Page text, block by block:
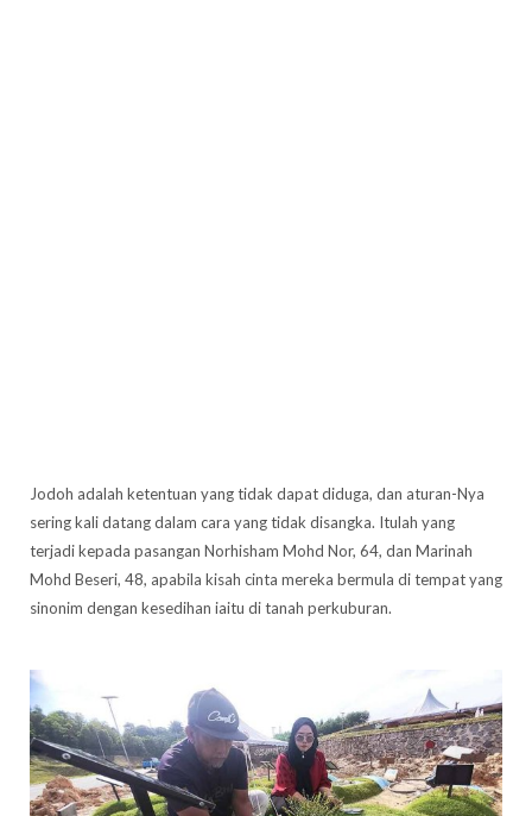
Jodoh adalah ketentuan yang tidak dapat diduga, dan aturan-Nya
sering kali datang dalam cara yang tidak disangka. Itulah yang
terjadi kepada pasangan Norhisham Mohd Nor, 64, dan Marinah
Mohd Beseri, 48, apabila kisah cinta mereka bermula di tempat yang
sinonim dengan kesedihan iaitu di tanah perkuburan.